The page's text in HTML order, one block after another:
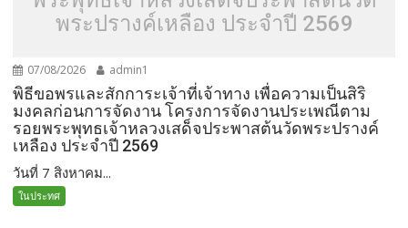
พระปรางค์เหลือง ประจำปี 2569
07/08/2026 admin1
พิธีขอพรและสักการะเจ้าที่เจ้าทาง เพื่อความเป็นสิริ
มงคลก่อนการจัดงาน โครงการจัดงานประเพณีตาม
รอยพระพุทธเจ้าหลวงเสด็จประพาสต้นวัดพระปรางค์
เหลือง ประจำปี 2569
วันที่ 7 สิงหาคม...
ในประทศ